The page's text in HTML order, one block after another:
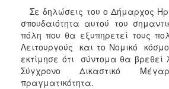
Σε δηλώσεις του ο Δήμαρχος
σπουδαιότητα αυτού του
πόλη που θα εξυπηρετεί τους
Λειτουργούς και το Νομικό
εκτίμησε ότι σύντομα θα
Σύγχρονο Δικαστικό
πραγματικότητα.